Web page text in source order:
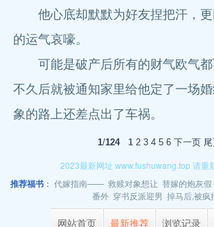
他心底却默默为好友捏把汗，更
的运气哀嚎。
可能是破产后所有的财气欧气都
不久后就被通知家里给他定了一场
象的路上还差点出了车祸。
1/124 1 2 3 4 5 6 下一页
2023最新网址 www.fushuwang.top 请重
推荐福书： 代嫁指南—— 救赎对象想让 替嫁的炮灰假
番外 穿书反派迎男 掉马后,被疯
网站首页 最新推荐 浏览记录